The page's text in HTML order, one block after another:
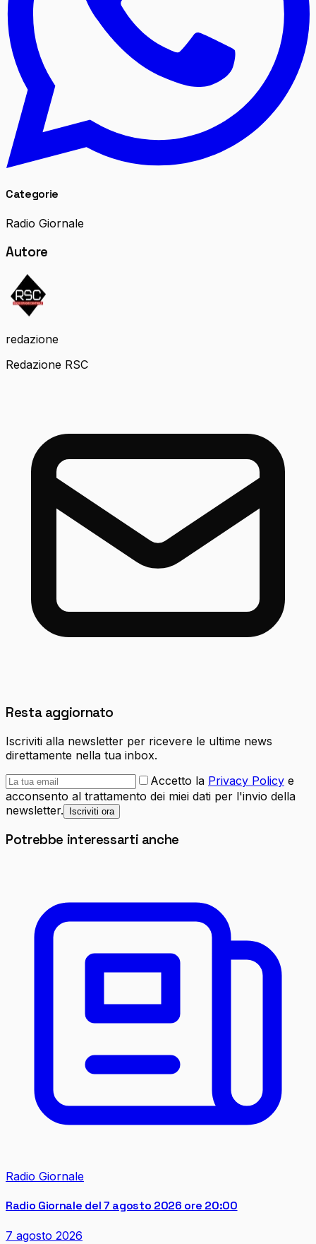
Categorie
Radio Giornale
Autore
redazione
Redazione RSC
Resta aggiornato
Iscriviti alla newsletter per ricevere le ultime news
direttamente nella tua inbox.
Accetto la Privacy Policy e
acconsento al trattamento dei miei dati per l'invio della
newsletter.
Iscriviti ora
Potrebbe interessarti anche
Radio Giornale
Radio Giornale del 7 agosto 2026 ore 20:00
7 agosto 2026